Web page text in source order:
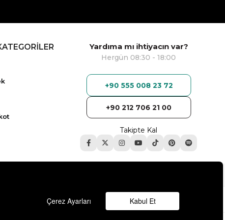
Yardıma mı ihtiyacın var?
Hergün 08:30 - 18:00
+90 555 008 23 72
+90 212 706 21 00
Takipte Kal